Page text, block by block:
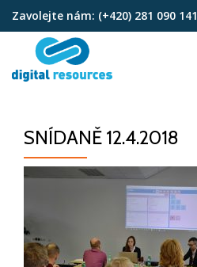
Přeskočit
obsah
Zavolejte nám: (+420) 281 090 141
SNÍDANĚ 12.4.2018